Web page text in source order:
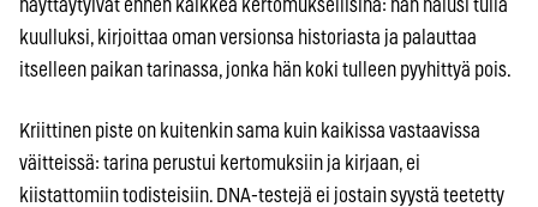
näyttäytyivät ennen kaikkea kertomuksellisina: hän halusi tulla
kuulluksi, kirjoittaa oman versionsa historiasta ja palauttaa
itselleen paikan tarinassa, jonka hän koki tulleen pyyhittyä pois.
Kriittinen piste on kuitenkin sama kuin kaikissa vastaavissa
väitteissä: tarina perustui kertomuksiin ja kirjaan, ei
kiistattomiin todisteisiin. DNA-testejä ei jostain syystä teetetty